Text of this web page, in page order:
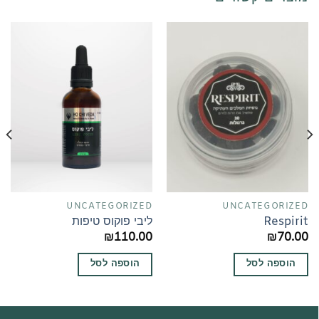
UNCATEGORIZED
Respirit
₪70.00
הוספה לסל
UNCATEGORIZED
ליבי פוקוס טיפות
₪110.00
הוספה לסל